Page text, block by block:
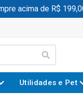
acima de R$ 199,00
Utilidades e Pet